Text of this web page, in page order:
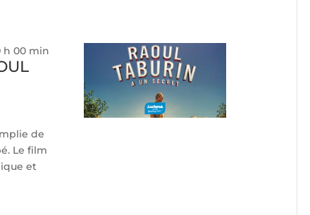
h 00 min
de
Le film
et